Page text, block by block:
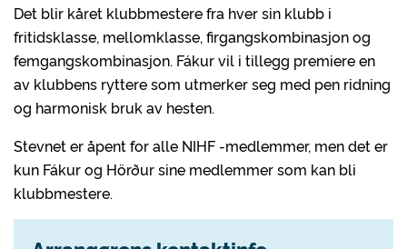
Det blir kåret klubbmestere fra hver sin klubb i
fritidsklasse, mellomklasse, firgangskombinasjon og
femgangskombinasjon. Fákur vil i tillegg premiere en
av klubbens ryttere som utmerker seg med pen ridning
og harmonisk bruk av hesten.
Stevnet er åpent for alle NIHF -medlemmer, men det er
kun Fákur og Hörður sine medlemmer som kan bli
klubbmestere.